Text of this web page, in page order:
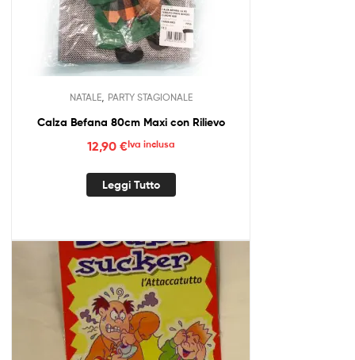
NATALE, PARTY STAGIONALE
Calza Befana 80cm Maxi con Rilievo
12,90 €Iva inclusa
Leggi Tutto